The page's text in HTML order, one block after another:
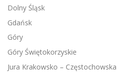
Dolny Śląsk
Gdańsk
Góry
Góry Świętokorzyskie
Jura Krakowsko – Częstochowska